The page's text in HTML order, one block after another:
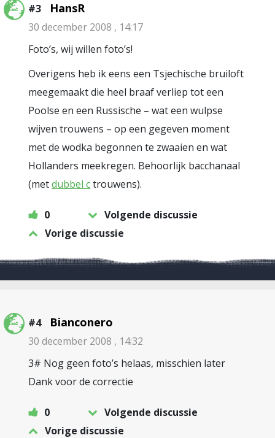
#3 HansR
30 december 2008 , 14:17
Foto’s, wij willen foto’s!
Overigens heb ik eens een Tsjechische bruiloft
meegemaakt die heel braaf verliep tot een
Poolse en een Russische – wat een wulpse
wijven trouwens – op een gegeven moment
met de wodka begonnen te zwaaien en wat
Hollanders meekregen. Behoorlijk bacchanaal
(metdubbel ctrouwens).
0
Volgende discussie
Vorige discussie
#4 Bianconero
30 december 2008 , 14:32
3# Nog geen foto’s helaas, misschien later
Dank voor de correctie
0
Volgende discussie
Vorige discussie